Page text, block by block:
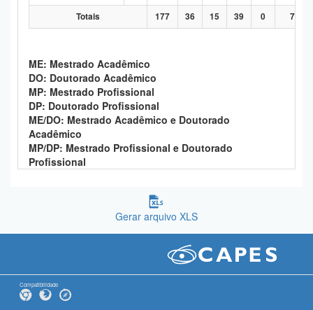
Totais 177 36 15 39 0 70
ME: Mestrado Acadêmico
DO: Doutorado Acadêmico
MP: Mestrado Profissional
DP: Doutorado Profissional
ME/DO: Mestrado Acadêmico e Doutorado
Acadêmico
MP/DP: Mestrado Profissional e Doutorado
Profissional
Gerar arquivo XLS
Compatibilidade